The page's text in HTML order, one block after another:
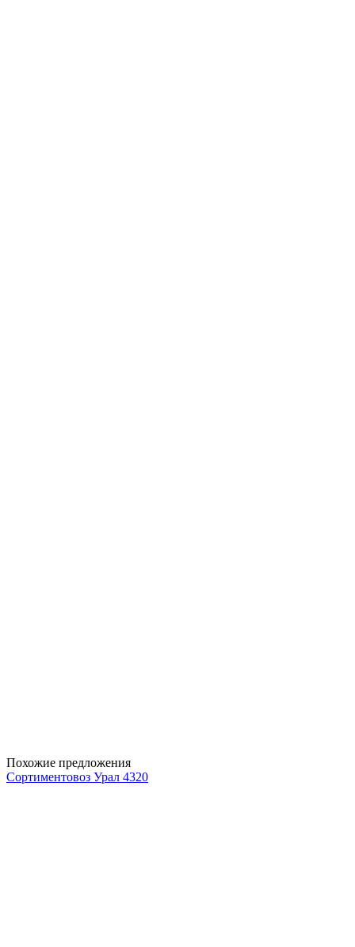
Похожие предложения
Сортиментовоз Урал 4320